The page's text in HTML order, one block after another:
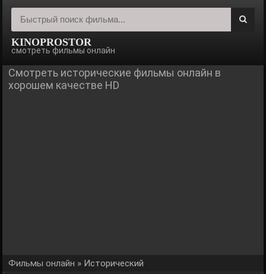
KINOPROSTOR
смотреть фильмы онлайн
Смотреть исторические фильмы онлайн в
хорошем качестве HD
Фильмы онлайн » Исторический